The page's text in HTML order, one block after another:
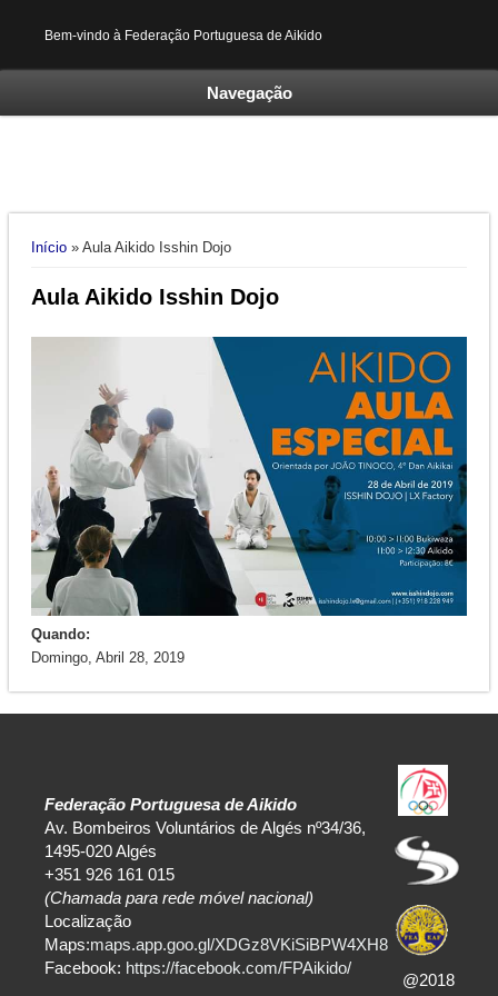
Bem-vindo à Federação Portuguesa de Aikido
Navegação
Está aqui
Início» Aula Aikido Isshin Dojo
Aula Aikido Isshin Dojo
Quando:
Domingo, Abril 28, 2019
Federação Portuguesa de Aikido
Av. Bombeiros Voluntários de Algés nº34/36,
1495-020 Algés
+351 926 161 015
(Chamada para rede móvel nacional)
Localização
Maps:maps.app.goo.gl/XDGz8VKiSiBPW4XH8
Facebook: https://facebook.com/FPAikido/
@2018